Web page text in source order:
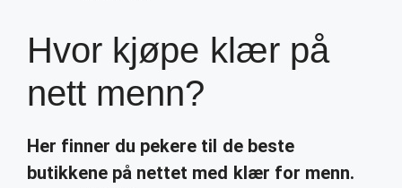
Hvor kjøpe klær på
nett menn?
Her finner du pekere til de beste
butikkene på nettet med klær for menn.